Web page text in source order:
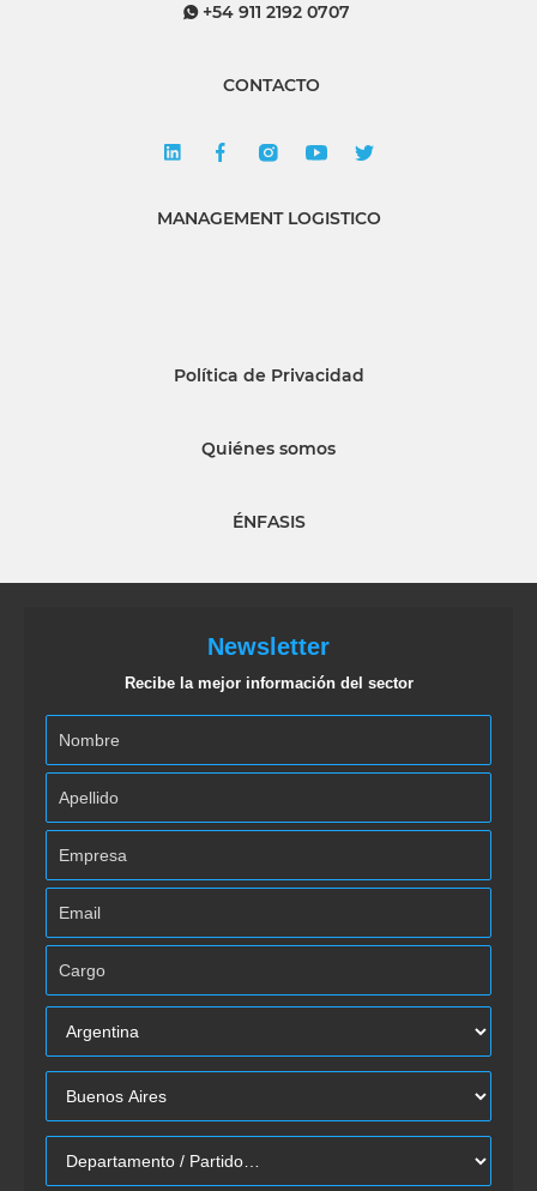
+54 911 2192 0707
CONTACTO
MANAGEMENT LOGISTICO
Política de Privacidad
Quiénes somos
ÉNFASIS
Newsletter
Recibe la mejor información del sector